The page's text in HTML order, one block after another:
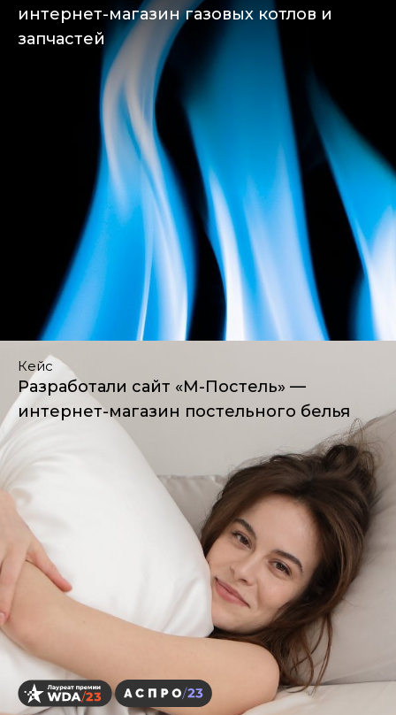
интернет-магазин газовых котлов и
запчастей
Кейс
Разработали сайт «М-Постель» —
интернет-магазин постельного белья